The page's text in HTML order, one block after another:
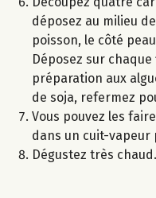
déposez au milieu
poisson, le côté
Déposez sur
préparation aux
de soja, refermez
Vous pouvez les
dans un cuit-vapeur
Dégustez très chaud.